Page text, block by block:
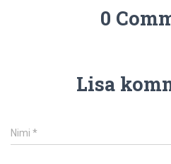
0
Lisa
Nimi *